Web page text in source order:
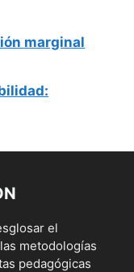
marginal
el
metodologías
pedagógicas